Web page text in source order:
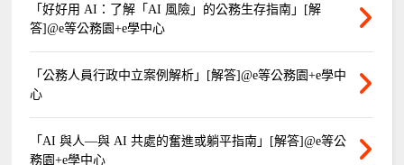
「好好用 AI：了解「AI 風險」的公務生存指南」[解
答]@e等公務園+e學中心
「公務人員行政中立案例解析」[解答]@e等公務園+e學中
心
「AI 與人—與 AI 共處的奮進或躺平指南」[解答]@e等公
務園+e學中心